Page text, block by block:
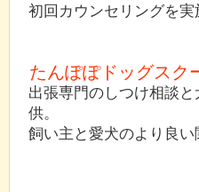
初回カウンセリングを実
たんぽぽドッグスク
出張専門のしつけ相談
供。
飼い主と愛犬のより良い